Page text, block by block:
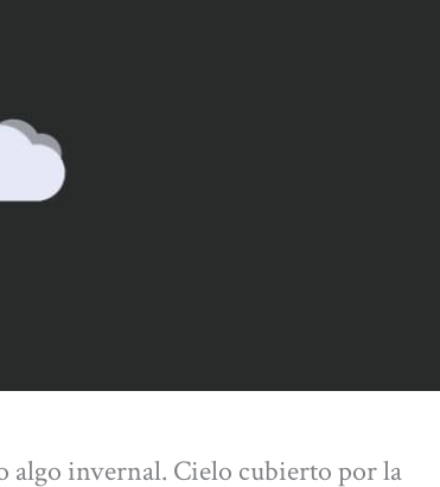
algo invernal. Cielo cubierto por la